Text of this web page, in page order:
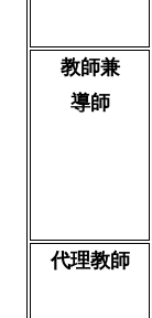
教師兼
導師
代理教師